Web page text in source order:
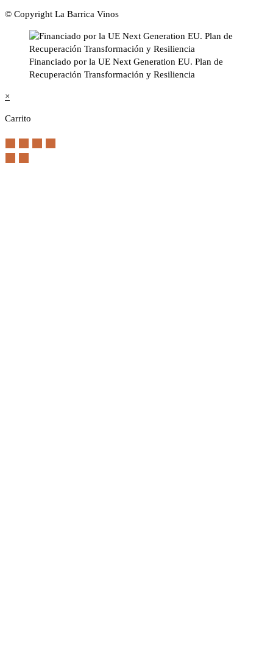
© Copyright La Barrica Vinos
Financiado por la UE Next Generation EU. Plan de
Recuperación Transformación y Resiliencia
×
Carrito